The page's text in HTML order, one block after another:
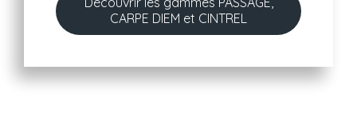
CARPE DIEM et CINTREL